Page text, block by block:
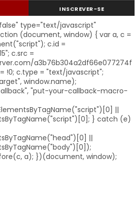
INSCREVER-SE
type="text/javascript"
(document, window) { var a, c =
c.id =
c.src =
a3b76b304a2df66e077274f
!0; c.type = "text/javascript";
window.name);
"put-your-callback-macro-
||
} catch (e)
||
a); })(document, window);